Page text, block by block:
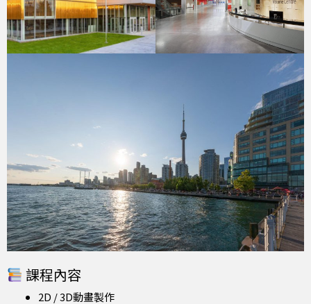
課程內容
2D / 3D動畫製作